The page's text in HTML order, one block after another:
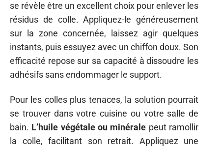
se révèle être un excellent choix pour enlever les
résidus de colle. Appliquez-le généreusement
sur la zone concernée, laissez agir quelques
instants, puis essuyez avec un chiffon doux. Son
efficacité repose sur sa capacité à dissoudre les
adhésifs sans endommager le support.
Pour les colles plus tenaces, la solution pourrait
se trouver dans votre cuisine ou votre salle de
bain. L’huile végétale ou minérale peut ramollir
la colle, facilitant son retrait. Appliquez une